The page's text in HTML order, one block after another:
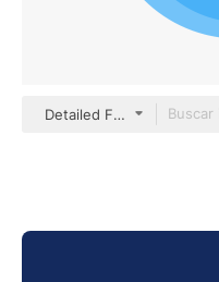
Detailed Flat Circular Flat